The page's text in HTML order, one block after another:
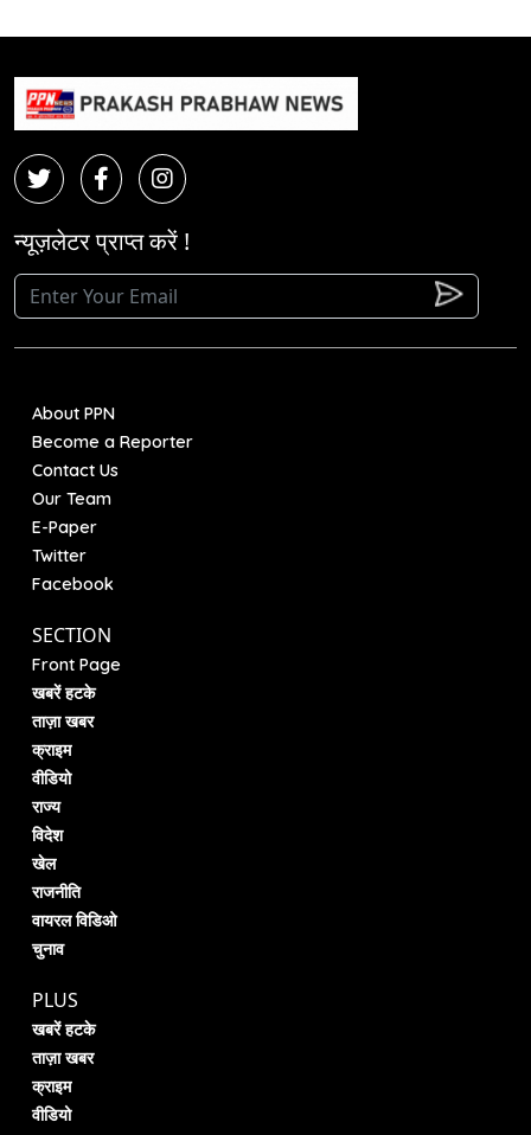
न्यूज़लेटर प्राप्त करें !
About PPN
Become a Reporter
Contact Us
Our Team
E-Paper
Twitter
Facebook
SECTION
Front Page
खबरें हटके
ताज़ा खबर
क्राइम
वीडियो
राज्य
विदेश
खेल
राजनीति
वायरल विडिओ
चुनाव
PLUS
खबरें हटके
ताज़ा खबर
क्राइम
वीडियो